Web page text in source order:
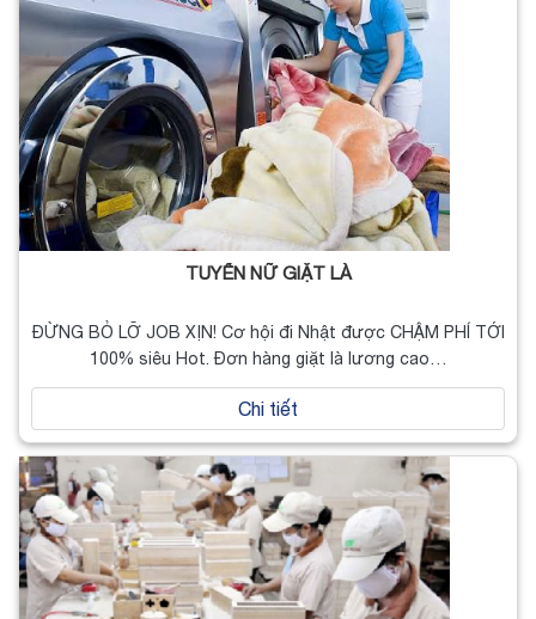
TUYỂN NỮ GIẶT LÀ
ĐỪNG BỎ LỠ JOB XỊN! Cơ hội đi Nhật được CHẬM PHÍ TỚI
100% siêu Hot. Đơn hàng giặt là lương cao…
Chi tiết